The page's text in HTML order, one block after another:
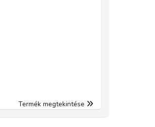
Termék megtekintése